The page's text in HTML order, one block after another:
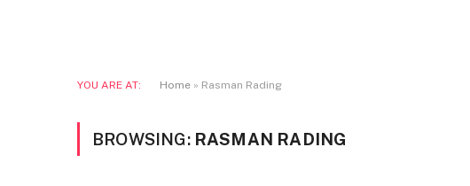
YOU ARE AT: Home » Rasman Rading
BROWSING: RASMAN RADING